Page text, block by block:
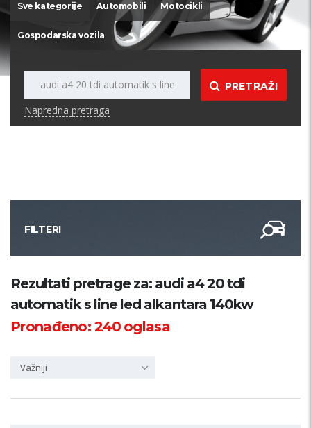
Sve kategorije Automobili Motocikli
Gospodarska vozila
PRETRAŽI
Napredna pretraga
FILTERI
Kategorija
Županija
Rezultati pretrage za: audi a4 20 tdi
automatik s line led alkantara 140kw
Pronađeno:240oglasa
Važniji